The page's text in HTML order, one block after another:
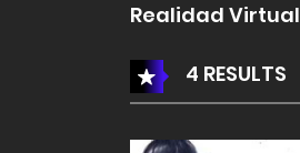
Realidad Virtual
4 RESULTS